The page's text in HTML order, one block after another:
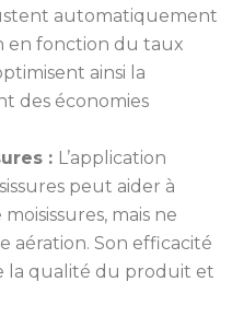
automatiquement
en fonction du taux
ainsi la
des économies
: L’application
peut aider à
mais ne
aération. Son efficacité
la qualité du produit et